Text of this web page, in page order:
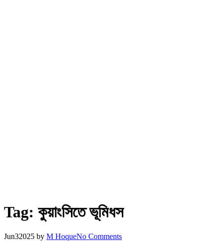
Tag: কুয়াংসিতে ভূমিধস
Jun32025 by M HoqueNo Comments